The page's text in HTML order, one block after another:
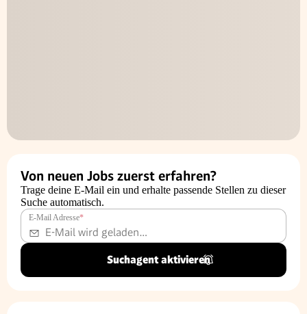
Von neuen Jobs zuerst erfahren?
Trage deine E-Mail ein und erhalte passende Stellen zu dieser
Suche automatisch.
E-Mail Adresse*
Suchagent aktivieren